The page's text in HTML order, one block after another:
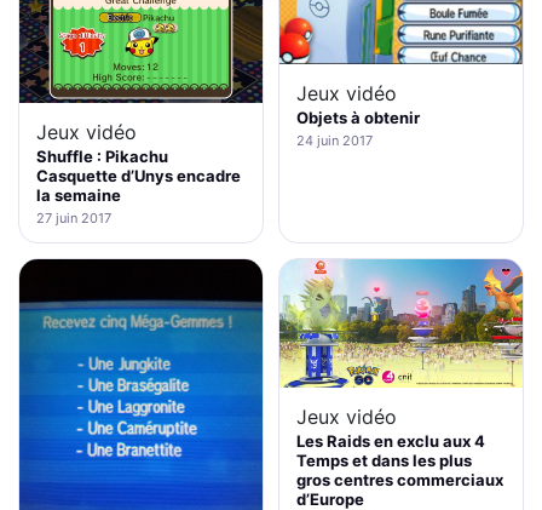
Jeux vidéo
Shuffle : Pikachu
Casquette d’Unys encadre
la semaine
27 juin 2017
Jeux vidéo
Objets à obtenir
24 juin 2017
Jeux vidéo
Les Raids en exclu aux 4
Temps et dans les plus
gros centres commerciaux
d’Europe